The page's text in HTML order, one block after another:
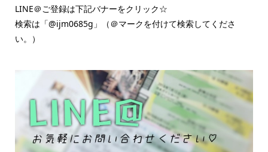
LINE＠ご登録は下記バナーをクリック☆
検索は「@ijm0685g」（＠マークを付けて検索してくださ
い。）